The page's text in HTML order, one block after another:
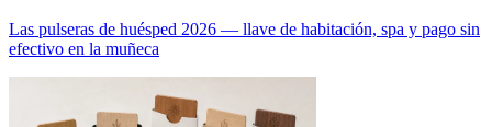
Las pulseras de huésped 2026 — llave de habitación, spa y pago sin
efectivo en la muñeca